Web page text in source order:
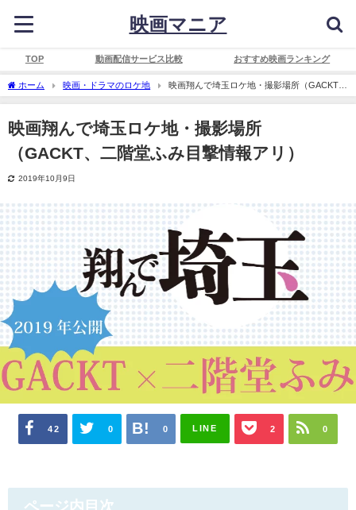
映画マニア
TOP 動画配信サービス比較 おすすめ映画ランキング
ホーム 映画・ドラマのロケ地
映画翔んで埼玉ロケ地・撮影場所（GACKT、
二階堂ふみ目撃情報アリ）
映画翔んで埼玉ロケ地・撮影場所
（GACKT、二階堂ふみ目撃情報アリ）
2019年10月9日
42 0 0 LINE 2 0
ページ内目次